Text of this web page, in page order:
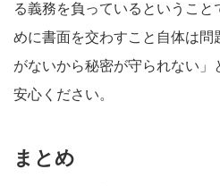
る義務を負っているということ
めに書面を交わすこと自体は問
がないから秘密が守られない
安心ください。
まとめ